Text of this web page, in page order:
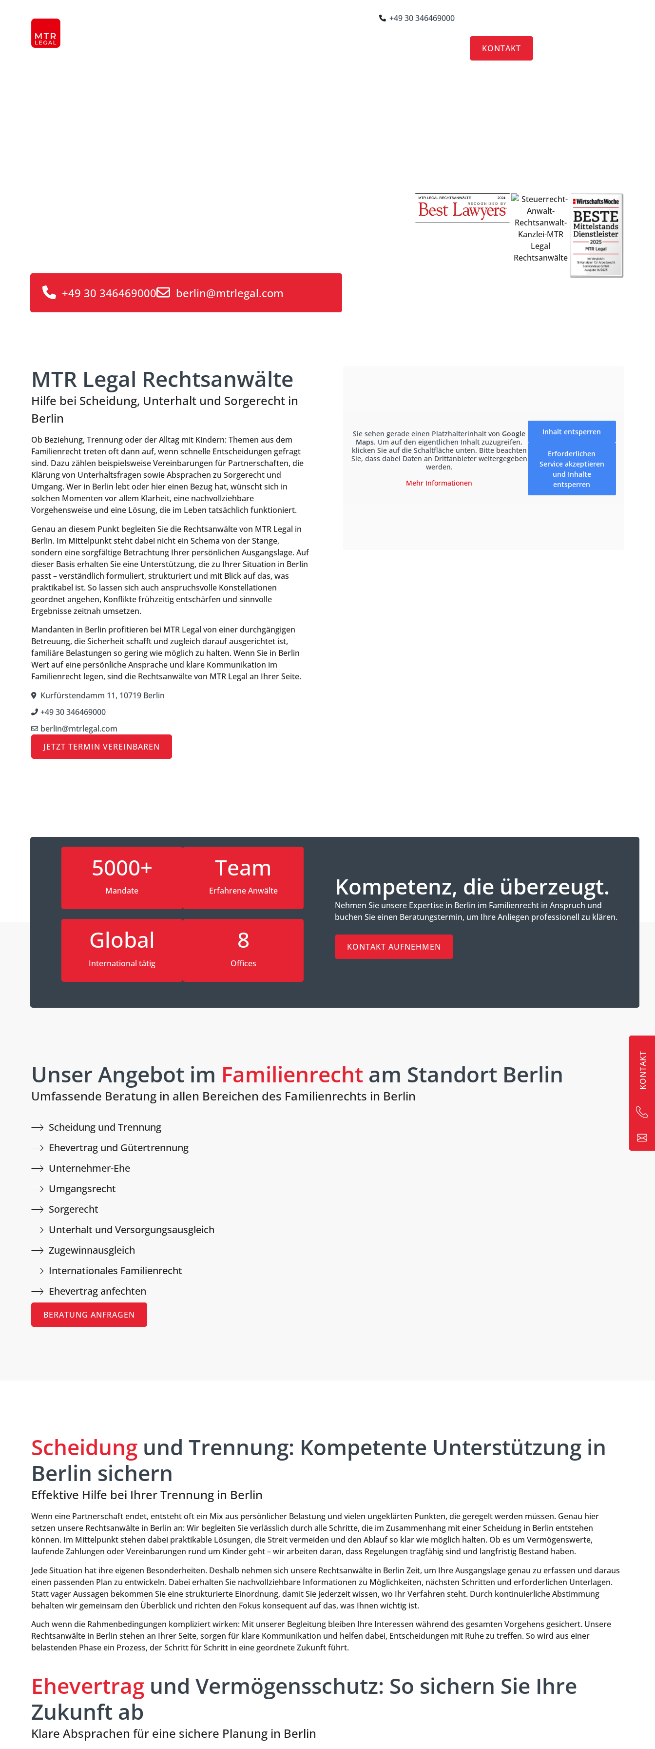
Berlin|Düsseldorf +49 30 346469000
KONTAKT
+49 30 346469000 berlin@mtrlegal.com
MTR Legal Rechtsanwälte
Hilfe bei Scheidung, Unterhalt und Sorgerecht in
Berlin
Ob Beziehung, Trennung oder der Alltag mit Kindern: Themen aus dem
Familienrecht treten oft dann auf, wenn schnelle Entscheidungen gefragt
sind. Dazu zählen beispielsweise Vereinbarungen für Partnerschaften, die
Klärung von Unterhaltsfragen sowie Absprachen zu Sorgerecht und
Umgang. Wer in Berlin lebt oder hier einen Bezug hat, wünscht sich in
solchen Momenten vor allem Klarheit, eine nachvollziehbare
Vorgehensweise und eine Lösung, die im Leben tatsächlich funktioniert.
Genau an diesem Punkt begleiten Sie die Rechtsanwälte von MTR Legal in
Berlin. Im Mittelpunkt steht dabei nicht ein Schema von der Stange,
sondern eine sorgfältige Betrachtung Ihrer persönlichen Ausgangslage. Auf
dieser Basis erhalten Sie eine Unterstützung, die zu Ihrer Situation in Berlin
passt – verständlich formuliert, strukturiert und mit Blick auf das, was
praktikabel ist. So lassen sich auch anspruchsvolle Konstellationen
geordnet angehen, Konflikte frühzeitig entschärfen und sinnvolle
Ergebnisse zeitnah umsetzen.
Mandanten in Berlin profitieren bei MTR Legal von einer durchgängigen
Betreuung, die Sicherheit schafft und zugleich darauf ausgerichtet ist,
familiäre Belastungen so gering wie möglich zu halten. Wenn Sie in Berlin
Wert auf eine persönliche Ansprache und klare Kommunikation im
Familienrecht legen, sind die Rechtsanwälte von MTR Legal an Ihrer Seite.
Kurfürstendamm 11, 10719 Berlin
+49 30 346469000
berlin@mtrlegal.com
JETZT TERMIN VEREINBAREN
Sie sehen gerade einen Platzhalterinhalt vonGoogle
Maps. Um auf den eigentlichen Inhalt zuzugreifen,
klicken Sie auf die Schaltfläche unten. Bitte beachten
Sie, dass dabei Daten an Drittanbieter weitergegeben
werden.
Mehr Informationen
Inhalt entsperren
Erforderlichen
Service akzeptieren
und Inhalte
entsperren
5000+
Mandate
Team
Erfahrene Anwälte
Global
International tätig
8
Offices
Kompetenz, die überzeugt.
Nehmen Sie unsere Expertise in Berlin im Familienrecht in Anspruch und
buchen Sie einen Beratungstermin, um Ihre Anliegen professionell zu klären.
KONTAKT AUFNEHMEN
Unser Angebot im Familienrecht am Standort Berlin
Umfassende Beratung in allen Bereichen des Familienrechts in Berlin
Scheidung und Trennung
Ehevertrag und Gütertrennung
Unternehmer-Ehe
Umgangsrecht
Sorgerecht
Unterhalt und Versorgungsausgleich
Zugewinnausgleich
Internationales Familienrecht
Ehevertrag anfechten
BERATUNG ANFRAGEN
Scheidung und Trennung: Kompetente Unterstützung in
Berlin sichern
Effektive Hilfe bei Ihrer Trennung in Berlin
Wenn eine Partnerschaft endet, entsteht oft ein Mix aus persönlicher Belastung und vielen ungeklärten Punkten, die geregelt werden müssen. Genau hier
setzen unsere Rechtsanwälte in Berlin an: Wir begleiten Sie verlässlich durch alle Schritte, die im Zusammenhang mit einer Scheidung in Berlin entstehen
können. Im Mittelpunkt stehen dabei praktikable Lösungen, die Streit vermeiden und den Ablauf so klar wie möglich halten. Ob es um Vermögenswerte,
laufende Zahlungen oder Vereinbarungen rund um Kinder geht – wir arbeiten daran, dass Regelungen tragfähig sind und langfristig Bestand haben.
Jede Situation hat ihre eigenen Besonderheiten. Deshalb nehmen sich unsere Rechtsanwälte in Berlin Zeit, um Ihre Ausgangslage genau zu erfassen und daraus
einen passenden Plan zu entwickeln. Dabei erhalten Sie nachvollziehbare Informationen zu Möglichkeiten, nächsten Schritten und erforderlichen Unterlagen.
Statt vager Aussagen bekommen Sie eine strukturierte Einordnung, damit Sie jederzeit wissen, wo Ihr Verfahren steht. Durch kontinuierliche Abstimmung
behalten wir gemeinsam den Überblick und richten den Fokus konsequent auf das, was Ihnen wichtig ist.
Auch wenn die Rahmenbedingungen kompliziert wirken: Mit unserer Begleitung bleiben Ihre Interessen während des gesamten Vorgehens gesichert. Unsere
Rechtsanwälte in Berlin stehen an Ihrer Seite, sorgen für klare Kommunikation und helfen dabei, Entscheidungen mit Ruhe zu treffen. So wird aus einer
belastenden Phase ein Prozess, der Schritt für Schritt in eine geordnete Zukunft führt.
Ehevertrag und Vermögensschutz: So sichern Sie Ihre
Zukunft ab
Klare Absprachen für eine sichere Planung in Berlin
KONTAKT
KONTAKT
KONTAKT